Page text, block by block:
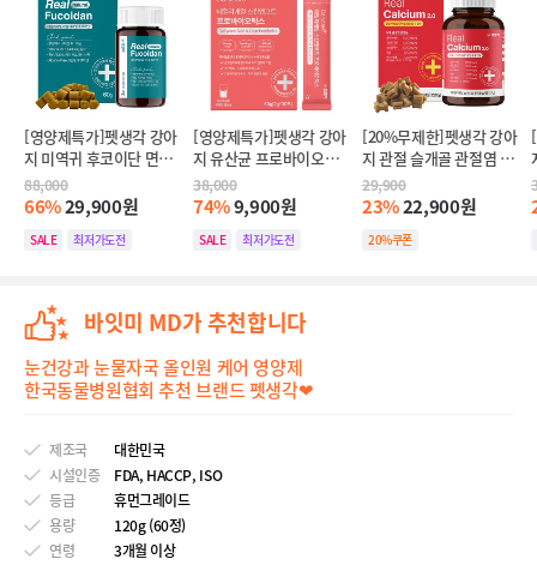
[영양제특가]펫생각 강아
지 미역귀 후코이단 면역
력 혈행 피부 항산화제 30
정
88,000
66%29,900원
SALE 최저가도전
[영양제특가]펫생각 강아
지 유산균 프로바이오틱
스 피부 장 영양제 60g
38,000
74%9,900원
SALE 최저가도전
[20%무제한]펫생각 강아
지 관절 슬개골 관절염 칼
슘 영양제 120g
29,900
23%22,900원
20%쿠폰
바잇미 MD가 추천합니다
눈건강과 눈물자국 올인원 케어 영양제
한국동물병원협회 추천 브랜드 펫생각❤
제조국
대한민국
시설인증
FDA, HACCP, ISO
등급
휴먼그레이드
용량
120g (60정)
연령
3개월 이상